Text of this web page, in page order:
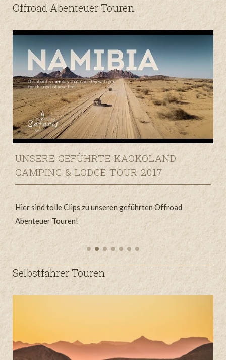
Offroad Abenteuer Touren
UNSERE GEFÜHRTE KAOKOLAND
CAMPING & LODGE TOUR 2017
Hier sind tolle Clips zu unseren geführten Offroad
Abenteuer Touren!
Selbstfahrer Touren